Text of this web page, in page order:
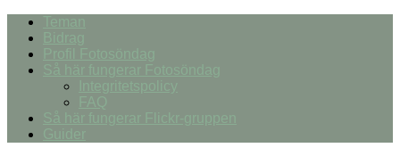
Teman
Bidrag
Profil Fotosöndag
Så här fungerar Fotosöndag
Integritetspolicy
FAQ
Så här fungerar Flickr-gruppen
Guider